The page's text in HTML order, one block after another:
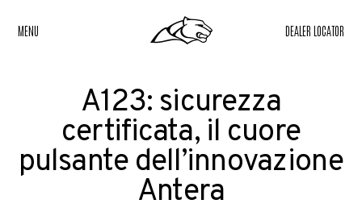
MENU DEALER LOCATOR
A123: sicurezza
certificata, il cuore
pulsante dell’innovazione
Antera